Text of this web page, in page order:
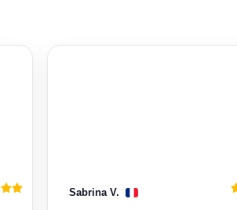
Sabrina V.